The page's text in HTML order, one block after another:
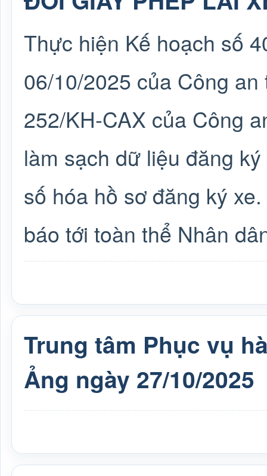
Thực hiện Kế hoạch số
06/10/2025 của Công
252/KH-CAX của Công
làm sạch dữ liệu đăng
số hóa hồ sơ đăng ký
báo tới toàn thể Nhân
Trung tâm Phục vụ
Ảng ngày 27/10/2025